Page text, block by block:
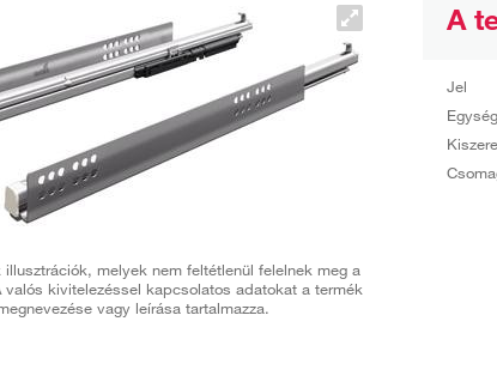
melyek nem feltétlenül felelnek meg a
valós kivitelezéssel kapcsolatos adatokat a termék
vagy leírása tartalmazza.
A
Jel